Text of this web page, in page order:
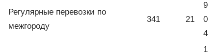
Регулярные перевозки по
межгороду
341 21
9
0
4
1